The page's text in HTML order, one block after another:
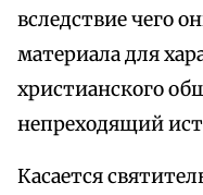
вследствие чего
материала для
христианского
непреходящий
Касается